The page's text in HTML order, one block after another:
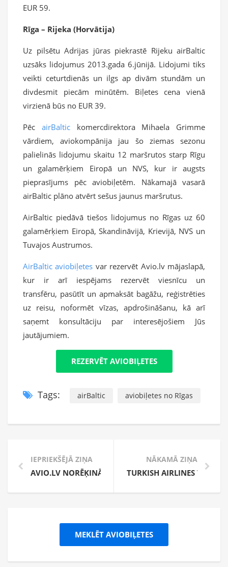
EUR 59.
Rīga – Rijeka (Horvātija)
Uz pilsētu Adrijas jūras piekrastē Rijeku airBaltic
uzsāks lidojumus 2013.gada 6.jūnijā. Lidojumi tiks
veikti ceturtdienās un ilgs ap divām stundām un
divdesmit piecām minūtēm. Biļetes cena vienā
virzienā būs no EUR 39.
Pēc airBaltickomercdirektora Mihaela Grimme
vārdiem, aviokompānija jau šo ziemas sezonu
palielinās lidojumu skaitu 12 maršrutos starp Rīgu
un galamērķiem Eiropā un NVS, kur ir augsts
pieprasījums pēc aviobiļetēm. Nākamajā vasarā
airBaltic plāno atvērt sešus jaunus maršrutus.
AirBaltic piedāvā tiešos lidojumus no Rīgas uz 60
galamērķiem Eiropā, Skandināvijā, Krievijā, NVS un
Tuvajos Austrumos.
AirBaltic aviobiļetes var rezervēt Avio.lv mājaslapā,
kur ir arī iespējams rezervēt viesnīcu un
transfēru, pasūtīt un apmaksāt bagāžu, reģistrēties
uz reisu, noformēt vīzas, apdrošināšanu, kā arī
saņemt konsultāciju par interesējošiem Jūs
jautājumiem.
REZERVĒT AVIOBIĻETES
Tags: airBaltic aviobiļetes no Rīgas
IEPRIEKŠĒJĀ ZIŅA
AVIO.LV NORĒĶINĀŠANAS IESPĒJAS
NĀKAMĀ ZIŅA
TURKISH AIRLINES
MEKLĒT AVIOBIĻETES